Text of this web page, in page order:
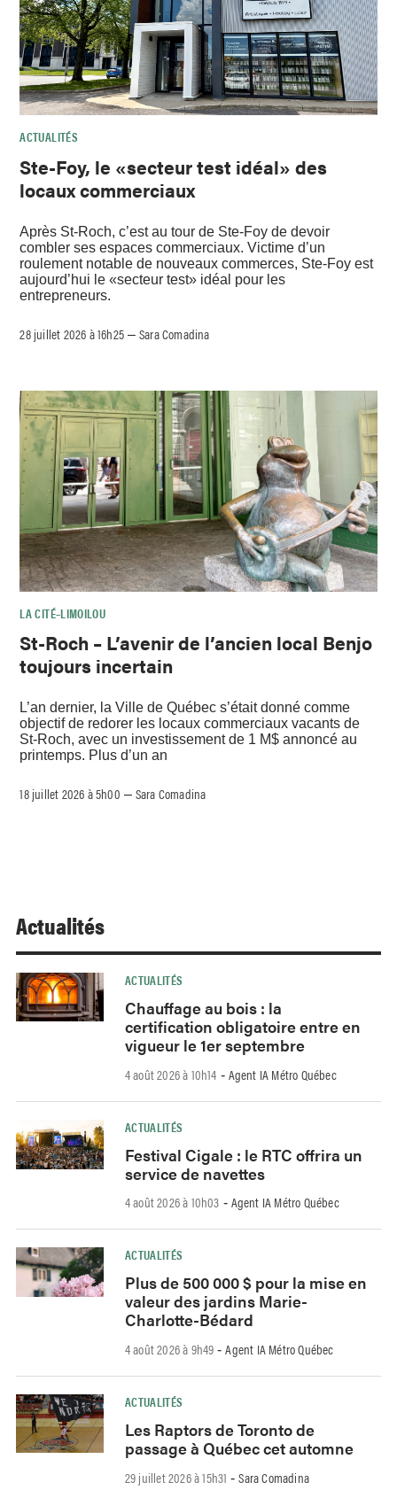
ACTUALITÉS
Ste-Foy, le «secteur test idéal» des
locaux commerciaux
Après St-Roch, c’est au tour de Ste-Foy de devoir
combler ses espaces commerciaux. Victime d’un
roulement notable de nouveaux commerces, Ste-Foy est
aujourd’hui le «secteur test» idéal pour les
entrepreneurs.
28 juillet 2026 à 16h25 –Sara Comadina
LA CITÉ–LIMOILOU
St-Roch – L’avenir de l’ancien local Benjo
toujours incertain
L’an dernier, la Ville de Québec s’était donné comme
objectif de redorer les locaux commerciaux vacants de
St-Roch, avec un investissement de 1 M$ annoncé au
printemps. Plus d’un an
18 juillet 2026 à 5h00 – Sara Comadina
Actualités
ACTUALITÉS
Chauffage au bois : la
certification obligatoire entre en
vigueur le 1er septembre
4 août 2026 à 10h14 - Agent IA Métro Québec
ACTUALITÉS
Festival Cigale : le RTC offrira un
service de navettes
4 août 2026 à 10h03 - Agent IA Métro Québec
ACTUALITÉS
Plus de 500 000 $ pour la mise en
valeur des jardins Marie-
Charlotte-Bédard
4 août 2026 à 9h49 -Agent IA Métro Québec
ACTUALITÉS
Les Raptors de Toronto de
passage à Québec cet automne
29 juillet 2026 à 15h31 -Sara Comadina